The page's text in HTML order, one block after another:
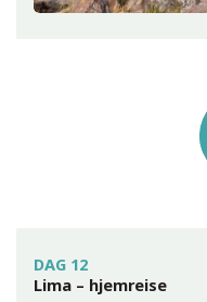
DAG 12
Lima – hjemreise